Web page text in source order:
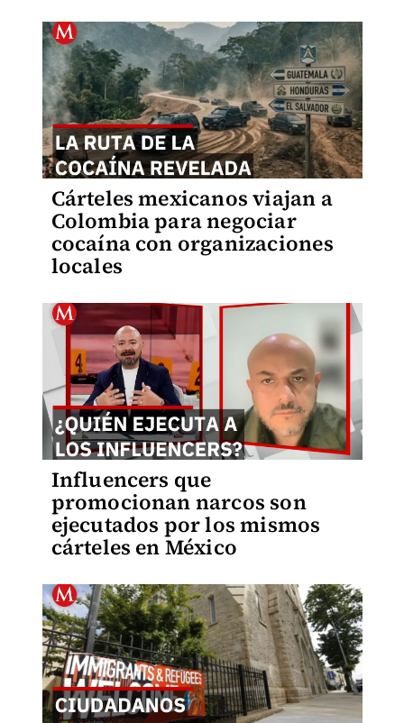
Cárteles mexicanos viajan a
Colombia para negociar
cocaína con organizaciones
locales
Influencers que
promocionan narcos son
ejecutados por los mismos
cárteles en México